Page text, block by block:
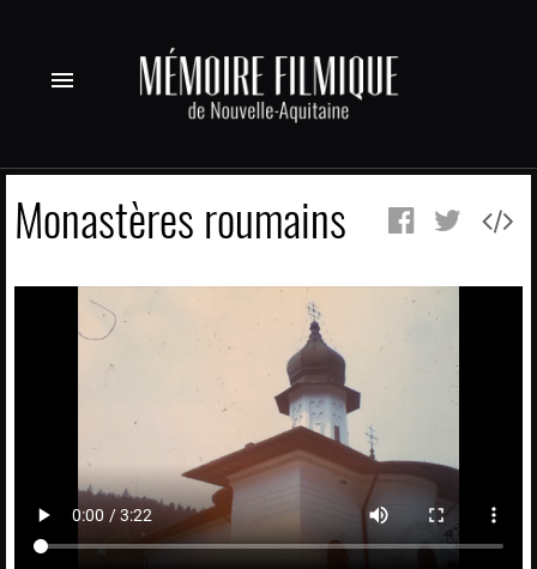
menu
Monastères roumains